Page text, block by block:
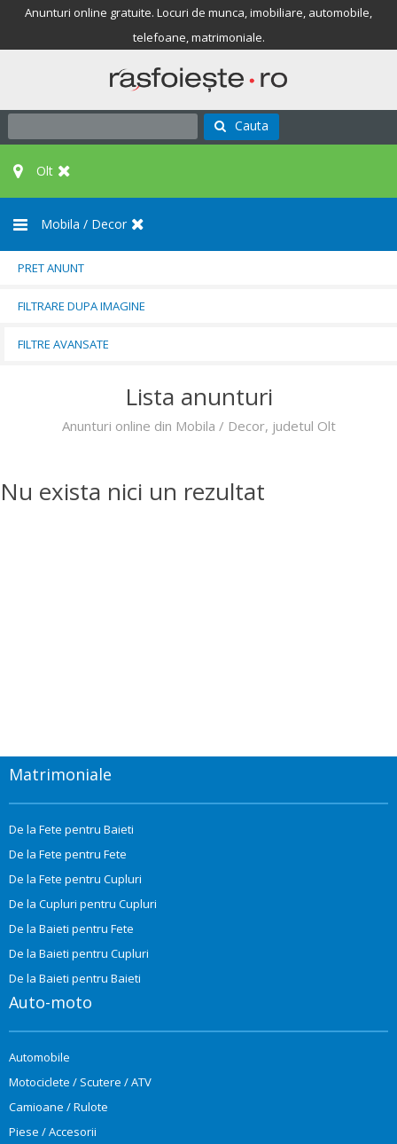
Anunturi online gratuite. Locuri de munca, imobiliare, automobile,
telefoane, matrimoniale.
Cauta
Olt
Mobila / Decor
PRET ANUNT
FILTRARE DUPA IMAGINE
FILTRE AVANSATE
Lista anunturi
Anunturi online din Mobila / Decor, judetul Olt
Nu exista nici un rezultat
Matrimoniale
De la Fete pentru Baieti
De la Fete pentru Fete
De la Fete pentru Cupluri
De la Cupluri pentru Cupluri
De la Baieti pentru Fete
De la Baieti pentru Cupluri
De la Baieti pentru Baieti
Auto-moto
Automobile
Motociclete / Scutere / ATV
Camioane / Rulote
Piese / Accesorii